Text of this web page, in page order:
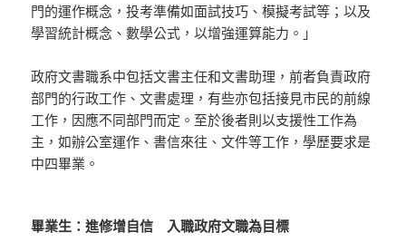
門的運作概念，投考準備如面試技巧、模擬考試等；以及
學習統計概念、數學公式，以增強運算能力。」
政府文書職系中包括文書主任和文書助理，前者負責政府
部門的行政工作、文書處理，有些亦包括接見市民的前線
工作，因應不同部門而定。至於後者則以支援性工作為
主，如辦公室運作、書信來往、文件等工作，學歷要求是
中四畢業。
畢業生：進修增自信 入職政府文職為目標